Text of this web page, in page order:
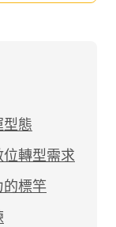
態
轉型需求
的標竿